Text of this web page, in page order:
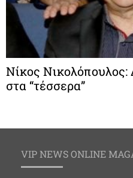
Νίκος
στα “τέσσερα”
VIP NEWS ONLINE